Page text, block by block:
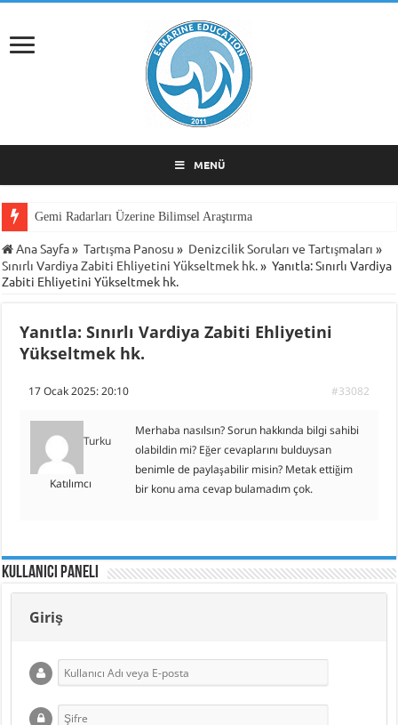
MENÜ
Gemi Radarları Üzerine Bilimsel Araştırma
Ana Sayfa» Tartışma Panosu » Denizcilik Soruları ve Tartışmaları »
Sınırlı Vardiya Zabiti Ehliyetini Yükseltmek hk.» Yanıtla: Sınırlı Vardiya
Zabiti Ehliyetini Yükseltmek hk.
Yanıtla: Sınırlı Vardiya Zabiti Ehliyetini
Yükseltmek hk.
17 Ocak 2025: 20:10 #33082
Turku
Katılımcı
Merhaba nasılsın? Sorun hakkında bilgi sahibi
olabildin mi? Eğer cevaplarını bulduysan
benimle de paylaşabilir misin? Metak ettiğim
bir konu ama cevap bulamadım çok.
Kullanıcı Paneli
Giriş